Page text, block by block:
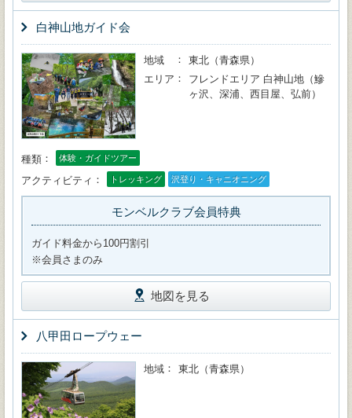
白神山地ガイド会
地域
東北（青森県）
エリア
フレンドエリア 白神山地（鰺
ヶ沢、深浦、西目屋、弘前）
種類 体験・ガイドツアー
アクティビティ トレッキング 沢登り・キャニオニング
モンベルクラブ会員特典
ガイド料金から100円割引
※会員さまのみ
地図を見る
八甲田ロープウェー
地域 東北（青森県）